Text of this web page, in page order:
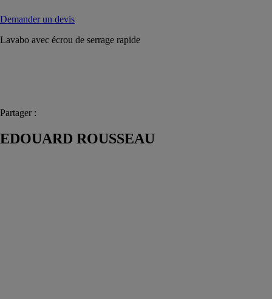
Demander un devis
Lavabo avec écrou de serrage rapide
Partager :
EDOUARD ROUSSEAU